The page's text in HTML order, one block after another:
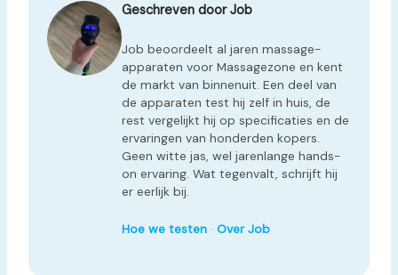
Geschreven door Job
Job beoordeelt al jaren massage-
apparaten voor Massagezone en kent
de markt van binnenuit. Een deel van
de apparaten test hij zelf in huis, de
rest vergelijkt hij op specificaties en de
ervaringen van honderden kopers.
Geen witte jas, wel jarenlange hands-
on ervaring. Wat tegenvalt, schrijft hij
er eerlijk bij.
Hoe we testen· Over Job